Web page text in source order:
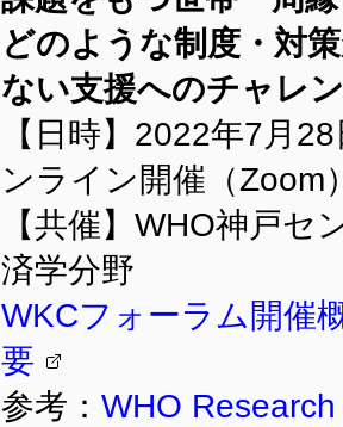
どのような制度・対
ない支援へのチャレ
【日時】2022年7月
ンライン開催（Zoom
【共催】WHO神戸セ
済学分野
WKCフォーラム開催
要
参考： WHO